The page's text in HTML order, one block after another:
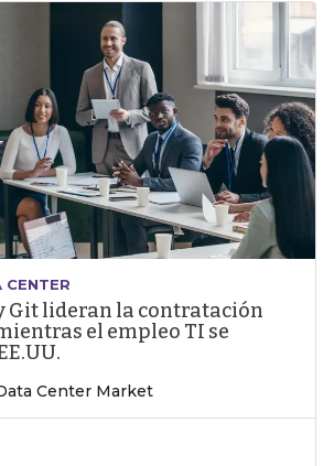
Git lideran la contratación
el empleo TI se
Center Market